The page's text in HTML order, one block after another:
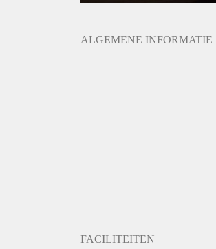
ALGEMENE INFORMATIE
FACILITEITEN